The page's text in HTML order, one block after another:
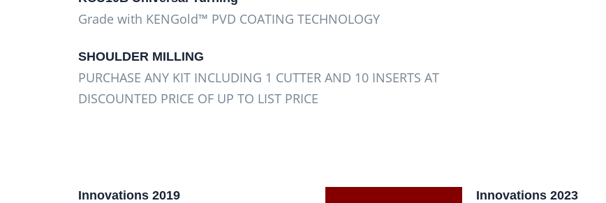
Grade with KENGold™ PVD COATING TECHNOLOGY
SHOULDER MILLING
PURCHASE ANY KIT INCLUDING 1 CUTTER AND 10 INSERTS AT
DISCOUNTED PRICE OF UP TO LIST PRICE
Innovations 2019 Innovations 2023